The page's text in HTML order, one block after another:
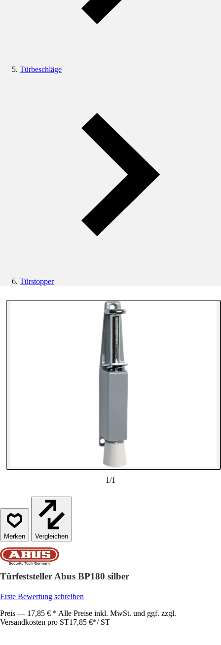
Türbeschläge
Türstopper
1/1
Vergleichen
Türfeststeller Abus BP180 silber
Erste Bewertung schreiben
Preis — 17,85 € * Alle Preise inkl. MwSt. und ggf. zzgl.
Versandkosten pro ST17,85 €*/ ST